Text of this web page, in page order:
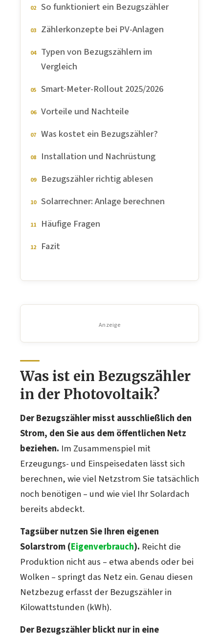
So funktioniert ein Bezugszähler
Zählerkonzepte bei PV-Anlagen
Typen von Bezugszählern im
Vergleich
Smart-Meter-Rollout 2025/2026
Vorteile und Nachteile
Was kostet ein Bezugszähler?
Installation und Nachrüstung
Bezugszähler richtig ablesen
Solarrechner: Anlage berechnen
Häufige Fragen
Fazit
Anzeige
Was ist ein Bezugszähler
in der Photovoltaik?
Der Bezugszähler misst ausschließlich den
Strom, den Sie aus dem öffentlichen Netz
beziehen. Im Zusammenspiel mit
Erzeugungs- und Einspeisedaten lässt sich
berechnen, wie viel Netzstrom Sie tatsächlich
noch benötigen – und wie viel Ihr Solardach
bereits abdeckt.
Tagsüber nutzen Sie Ihren eigenen
Solarstrom (Eigenverbrauch). Reicht die
Produktion nicht aus – etwa abends oder bei
Wolken – springt das Netz ein. Genau diesen
Netzbezug erfasst der Bezugszähler in
Kilowattstunden (kWh).
Der Bezugszähler blickt nur in eine